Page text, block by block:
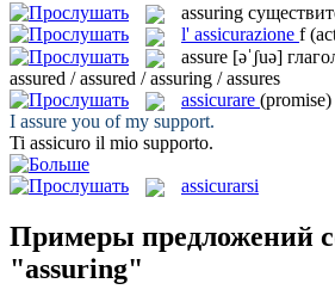
assuring
l' assicurazione f
assure [əˈʃuə]
assured / assured / assuring / assures
assicurare (promise)
I assure you of my support.
Ti assicuro il mio supporto.
assicurarsi
Примеры предложений
"assuring"